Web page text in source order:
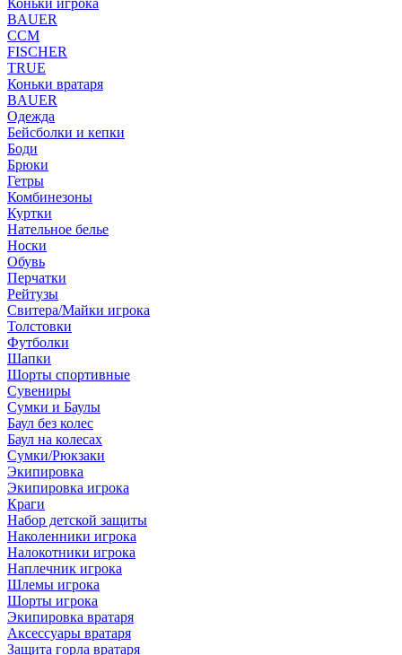
Коньки игрока
BAUER
CCM
FISCHER
TRUE
Коньки вратаря
BAUER
Одежда
Бейсболки и кепки
Боди
Брюки
Гетры
Комбинезоны
Куртки
Нательное белье
Носки
Обувь
Перчатки
Рейтузы
Свитера/Майки игрока
Толстовки
Футболки
Шапки
Шорты спортивные
Сувениры
Сумки и Баулы
Баул без колес
Баул на колесах
Сумки/Рюкзаки
Экипировка
Экипировка игрока
Краги
Набор детской защиты
Наколенники игрока
Налокотники игрока
Наплечник игрока
Шлемы игрока
Шорты игрока
Экипировка вратаря
Аксессуары вратаря
Защита горла вратаря